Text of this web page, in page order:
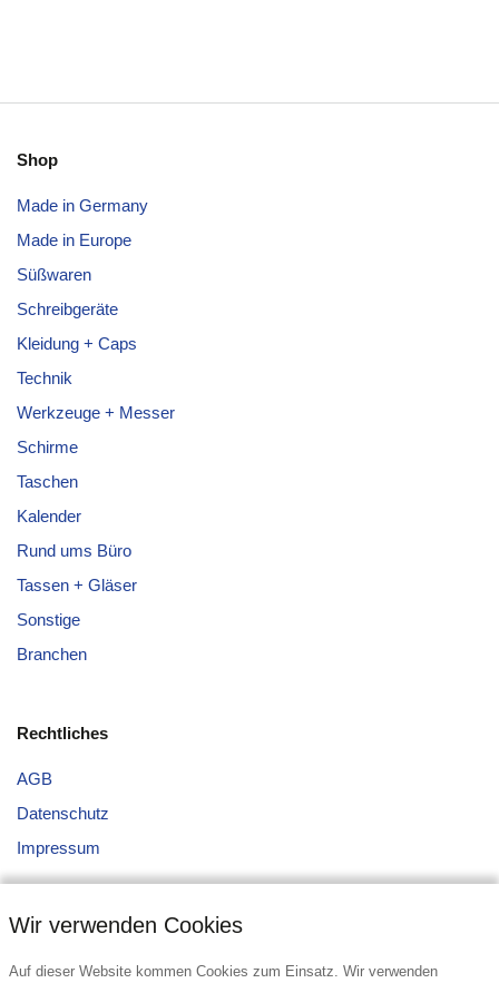
Shop
Made in Germany
Made in Europe
Süßwaren
Schreibgeräte
Kleidung + Caps
Technik
Werkzeuge + Messer
Schirme
Taschen
Kalender
Rund ums Büro
Tassen + Gläser
Sonstige
Branchen
Rechtliches
AGB
Datenschutz
Impressum
Wir verwenden Cookies
Auf dieser Website kommen Cookies zum Einsatz. Wir verwenden